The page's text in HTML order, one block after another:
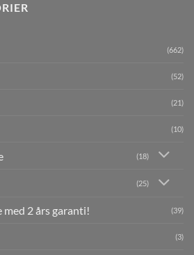
(662)
(52)
(21)
(10)
(18)
(25)
2 års garanti! (39)
(3)